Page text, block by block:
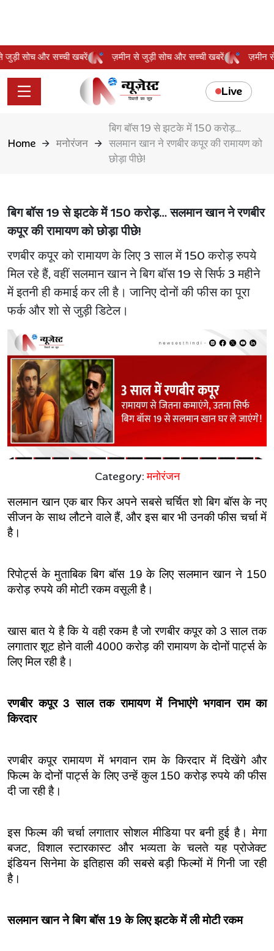
से जुड़ी सोच और सच्ची खबरें ज़मीन से जुड़ी सोच और सच्ची खबरें
Live
Home मनोरंजन
बिग बॉस 19 से झटके में 150 करोड़…
सलमान खान ने रणबीर कपूर की रामायण को
छोड़ा पीछे!
बिग बॉस 19 से झटके में 150 करोड़… सलमान खान ने रणबीर
कपूर की रामायण को छोड़ा पीछे!
रणबीर कपूर को रामायण के लिए 3 साल में 150 करोड़ रुपये
मिल रहे हैं, वहीं सलमान खान ने बिग बॉस 19 से सिर्फ 3 महीने
में इतनी ही कमाई कर ली है। जानिए दोनों की फीस का पूरा
फर्क और शो से जुड़ी डिटेल।
Category:मनोरंजन
सलमान खान एक बार फिर अपने सबसे चर्चित शो बिग बॉस के नए
सीजन के साथ लौटने वाले हैं, और इस बार भी उनकी फीस चर्चा में
है।
रिपोर्ट्स के मुताबिक बिग बॉस 19 के लिए सलमान खान ने 150
करोड़ रुपये की मोटी रकम वसूली है।
खास बात ये है कि ये वही रकम है जो रणबीर कपूर को 3 साल तक
लगातार शूट होने वाली 4000 करोड़ की रामायण के दोनों पार्ट्स के
लिए मिल रही है।
रणबीर कपूर 3 साल तक रामायण में निभाएंगे भगवान राम का
किरदार
रणबीर कपूर रामायण में भगवान राम के किरदार में दिखेंगे और
फिल्म के दोनों पार्ट्स के लिए उन्हें कुल 150 करोड़ रुपये की फीस
दी जा रही है।
इस फिल्म की चर्चा लगातार सोशल मीडिया पर बनी हुई है। मेगा
बजट, विशाल स्टारकास्ट और भव्यता के चलते यह प्रोजेक्ट
इंडियन सिनेमा के इतिहास की सबसे बड़ी फिल्मों में गिनी जा रही
है।
सलमान खान ने बिग बॉस 19 के लिए झटके में ली मोटी रकम